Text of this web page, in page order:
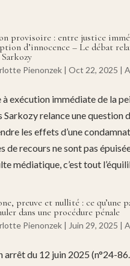
provisoire : entre justice
d’innocence – Le débat
Pienonzek| Oct 22, 2025 |
à exécution immédiate de la
Sarkozy relance une question
les effets d’une
de recours ne sont pas
médiatique, c’est tout
preuve et nullité : ce qu’une
dans une procédure pénale
Pienonzek| Juin 29, 2025 |
arrêt du 12 juin 2025 (n°24-